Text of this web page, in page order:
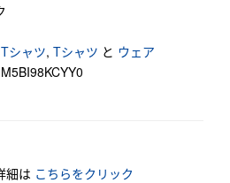
シャツ, Tシャツ と ウェア
細は こちらをクリック